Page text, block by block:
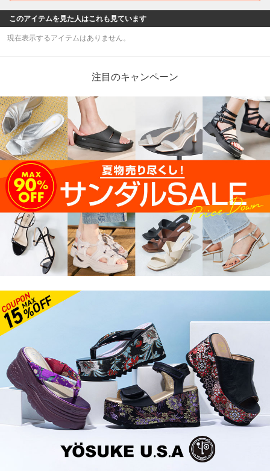
このアイテムを見た人はこれも見ています
現在表示するアイテムはありません。
注目のキャンペーン